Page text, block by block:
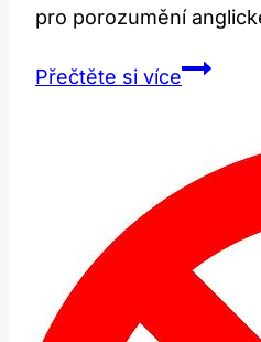
pro porozumění
Přečtěte si víceHill:
význam
v
českém
slovníku